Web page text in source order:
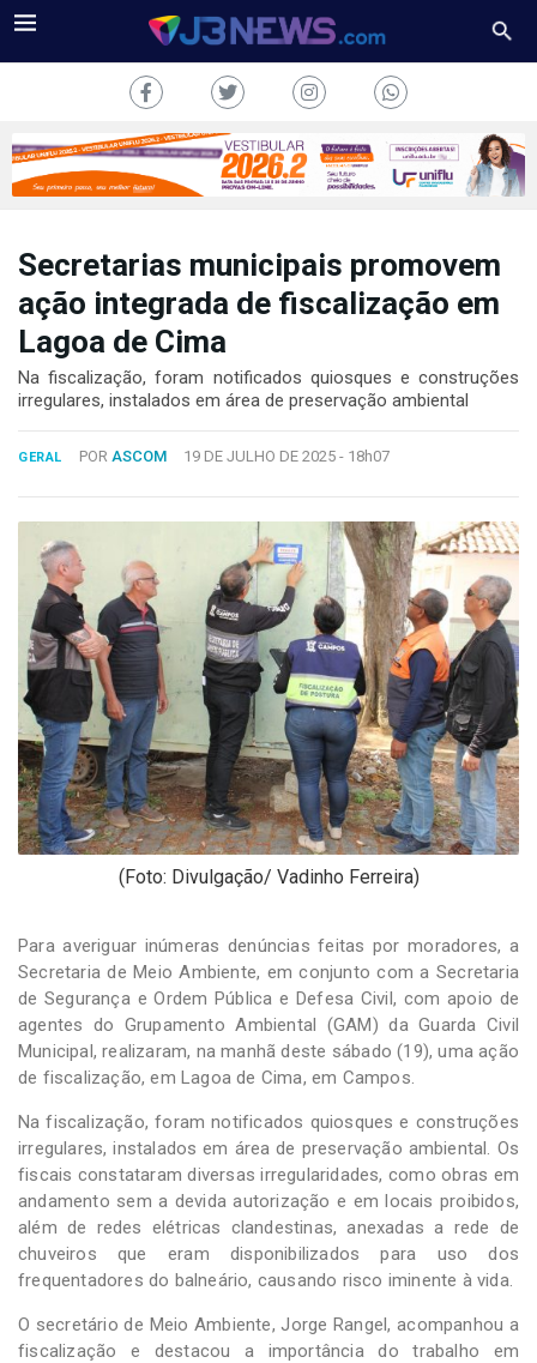
COLUNAS
FALE
CONOSCO
Copyright
2024
Desenvolvido
Hesea
Tecnologia
Sistemas
Secretarias municipais promovem
ação integrada de fiscalização em
Lagoa de Cima
Na fiscalização, foram notificados quiosques e construções
irregulares, instalados em área de preservação ambiental
GERAL POR ASCOM 19 DE JULHO DE 2025 - 18h07
(Foto: Divulgação/ Vadinho Ferreira)
Para averiguar inúmeras denúncias feitas por moradores, a
Secretaria de Meio Ambiente, em conjunto com a Secretaria
de Segurança e Ordem Pública e Defesa Civil, com apoio de
agentes do Grupamento Ambiental (GAM) da Guarda Civil
Municipal, realizaram, na manhã deste sábado (19), uma ação
de fiscalização, em Lagoa de Cima, em Campos.
Na fiscalização, foram notificados quiosques e construções
irregulares, instalados em área de preservação ambiental. Os
fiscais constataram diversas irregularidades, como obras em
andamento sem a devida autorização e em locais proibidos,
além de redes elétricas clandestinas, anexadas a rede de
chuveiros que eram disponibilizados para uso dos
frequentadores do balneário, causando risco iminente à vida.
O secretário de Meio Ambiente, Jorge Rangel, acompanhou a
fiscalização e destacou a importância do trabalho em